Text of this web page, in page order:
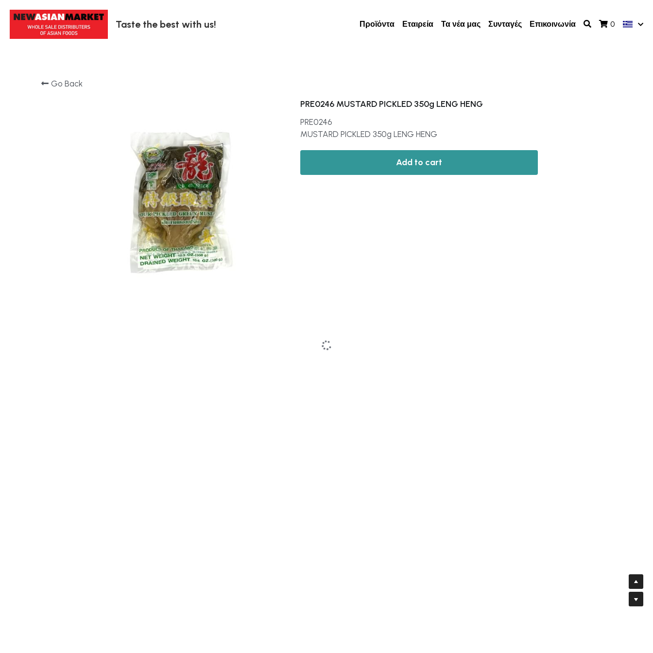
Taste the best with us! Προϊόντα Εταιρεία Τα νέα μας Συνταγές Επικοινωνία 0
Go Back
PRE0246 MUSTARD PICKLED 350g LENG HENG
PRE0246
MUSTARD PICKLED 350g LENG HENG
Add to cart